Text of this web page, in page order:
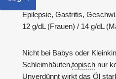
Epilepsie, Gastritis,
12 g/dL (Frauen) / 14 g/dL
Nicht bei Babys oder
Schleimhäuten,topischnur
Unverdünnt wirkt das Öl